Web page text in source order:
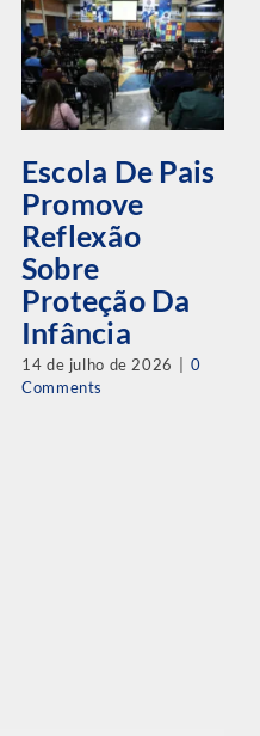
Escola De Pais
Promove
Reflexão
Sobre
Proteção Da
Infância
14 de julho de 2026 | 0
Comments